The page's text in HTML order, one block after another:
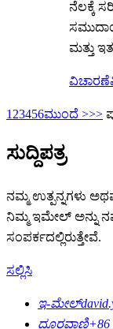
ನೆಲಕ್ಕೆ
ಮತ್ತು
ವಿಚಾರಣೆ
1 23456ಮುಂದೆ >>>
ಸುದ್ದಿಪತ್ರ
ನಮ್ಮ ಉತ್ಪನ್ನಗಳು
ನಿಮ್ಮ ಇಮೇಲ್ ಅನ್ನು
ಸಂಪರ್ಕದಲ್ಲಿರುತ್ತೇವೆ.
ಸಲ್ಲಿಸಿ
ಇ-ಮೇಲ್
ದೂರವಾಣಿ+86